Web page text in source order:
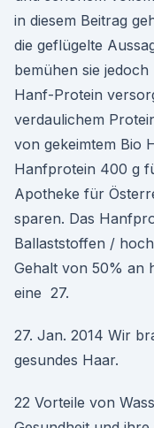
in diesem Beitrag
die geflügelte
bemühen sie
Hanf-Protein
verdaulichem
von gekeimtem Bio
Hanfprotein 400 g
Apotheke für
sparen. Das
Ballaststoffen /
Gehalt von 50% an
eine 27.
27. Jan. 2014 Wir
gesundes Haar.
22 Vorteile von